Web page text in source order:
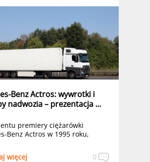
Benz Actros: wywrotki i
nadwozia – prezentacja ...
premiery ciężarówki
Benz Actros w 1995 roku,
0
więcej